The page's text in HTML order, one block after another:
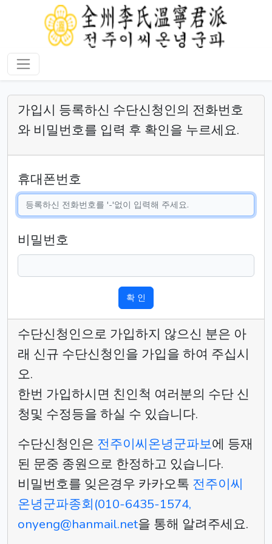
가입시 등록하신 수단신청인의 전화번호
와 비밀번호를 입력 후 확인을 누르세요.
휴대폰번호
비밀번호
확 인
수단신청인으로 가입하지 않으신 분은 아
래 신규 수단신청인을 가입을 하여 주십시
오.
한번 가입하시면 친인척 여러분의 수단 신
청및 수정등을 하실 수 있습니다.
수단신청인은 전주이씨온녕군파보에 등재
된 문중 종원으로 한정하고 있습니다.
비밀번호를 잊은경우 카카오톡 전주이씨
온녕군파종회(010-6435-1574,
onyeng@hanmail.net을 통해 알려주세요.